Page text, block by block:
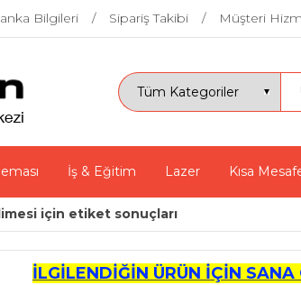
Bilgileri Sipariş Takibi Müşteri
İş & Eğitim Lazer Kısa
için etiket sonuçları
İLGİLENDİĞİN ÜRÜN İÇİN